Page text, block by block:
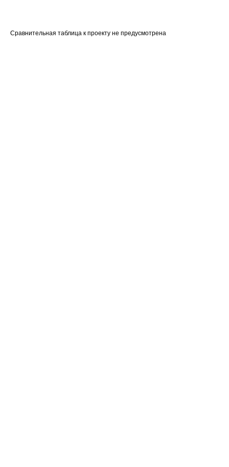
Сравнительная таблица к проекту не предусмотрена